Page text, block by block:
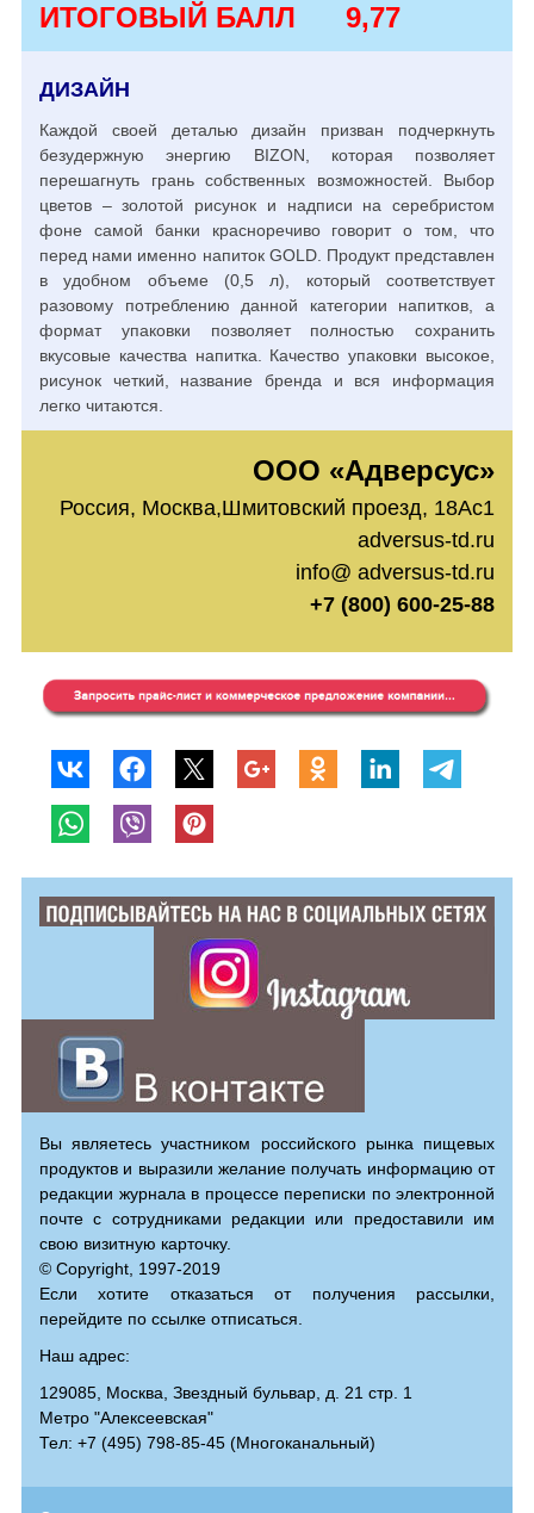
ИТОГОВЫЙ БАЛЛ 9,77
ДИЗАЙН
Каждой своей деталью дизайн призван подчеркнуть
безудержную энергию BIZON, которая позволяет
перешагнуть грань собственных возможностей. Выбор
цветов – золотой рисунок и надписи на серебристом
фоне самой банки красноречиво говорит о том, что
перед нами именно напиток GOLD. Продукт представлен
в удобном объеме (0,5 л), который соответствует
разовому потреблению данной категории напитков, а
формат упаковки позволяет полностью сохранить
вкусовые качества напитка. Качество упаковки высокое,
рисунок четкий, название бренда и вся информация
легко читаются.
ООО «Адверсус»
Россия, Москва,Шмитовский проезд, 18Ас1
adversus-td.ru
info@ adversus-td.ru
+7 (800) 600-25-88
Вы являетесь участником российского рынка пищевых
продуктов и выразили желание получать информацию от
редакции журнала в процессе переписки по электронной
почте с сотрудниками редакции или предоставили им
свою визитную карточку.
© Copyright, 1997-2019
Если хотите отказаться от получения рассылки,
перейдите по ссылке отписаться.
Наш адрес:
129085, Москва, Звездный бульвар, д. 21 стр. 1
Метро "Алексеевская"
Тел: +7 (495) 798-85-45 (Многоканальный)